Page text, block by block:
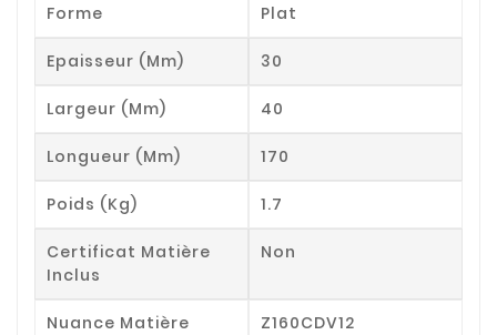
Forme Plat
Epaisseur (mm) 30
Largeur (mm) 40
Longueur (mm) 170
Poids (kg) 1.7
Certificat Matière
Inclus
Non
Nuance Matière Z160CDV12